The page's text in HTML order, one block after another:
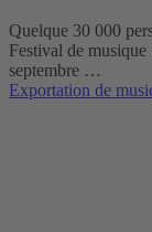
Quelque 30 000
Festival de
septembre …
Exportation de